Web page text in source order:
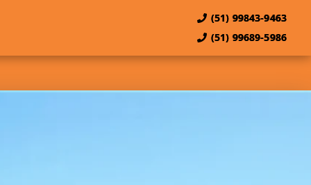
(51) 99843-9463
(51) 99689-5986